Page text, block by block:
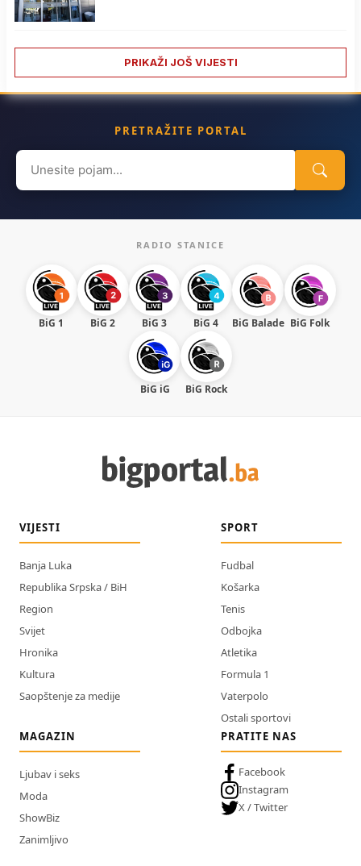
PRIKAŽI JOŠ VIJESTI
PRETRAŽITE PORTAL
Search
for:
RADIO STANICE
BiG 1 BiG 2 BiG 3 BiG 4 BiG Balade BiG Folk
BiG iG BiG Rock
VIJESTI
Banja Luka
Republika Srpska / BiH
Region
Svijet
Hronika
Kultura
Saopštenje za medije
SPORT
Fudbal
Košarka
Tenis
Odbojka
Atletika
Formula 1
Vaterpolo
Ostali sportovi
MAGAZIN
Ljubav i seks
Moda
ShowBiz
Zanimljivo
PRATITE NAS
Facebook
Instagram
X / Twitter